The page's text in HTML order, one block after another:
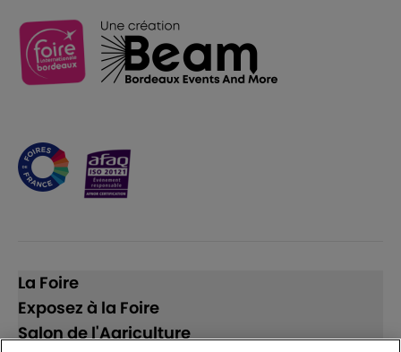
La Foire
Exposez à la Foire
Salon de l'Agriculture